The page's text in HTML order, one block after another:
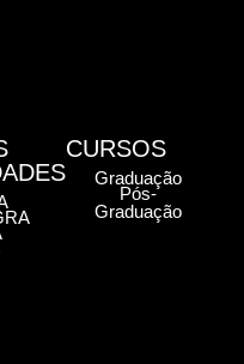
CURSOS
Graduação
Pós-
Graduação